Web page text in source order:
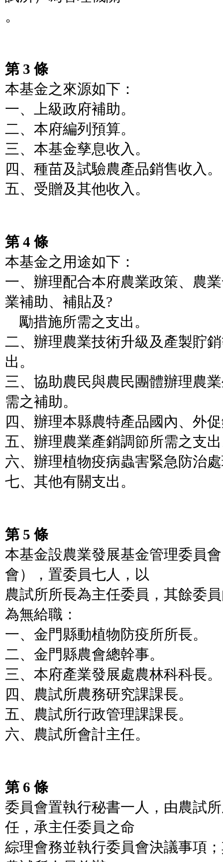
。
第 3 條
本基金之來源如下：
一、上級政府補助。
二、本府編列預算。
三、本基金孳息收入。
四、種苗及試驗農產品銷售收入。
五、受贈及其他收入。
第 4 條
本基金之用途如下：
一、辦理配合本府農業政策、農
業補助、補貼及?
勵措施所需之支出。
二、辦理農業技術升級及產製貯
出。
三、協助農民與農民團體辦理農
需之補助。
四、辦理本縣農特產品國內、外
五、辦理農業產銷調節所需之支
六、辦理植物疫病蟲害緊急防治
七、其他有關支出。
第 5 條
本基金設農業發展基金管理委員
會），置委員七人，以
農試所所長為主任委員，其餘委
為無給職：
一、金門縣動植物防疫所所長。
二、金門縣農會總幹事。
三、本府產業發展處農林科科長。
四、農試所農務研究課課長。
五、農試所行政管理課課長。
六、農試所會計主任。
第 6 條
委員會置執行秘書一人，由農試
任，承主任委員之命
綜理會務並執行委員會決議事項